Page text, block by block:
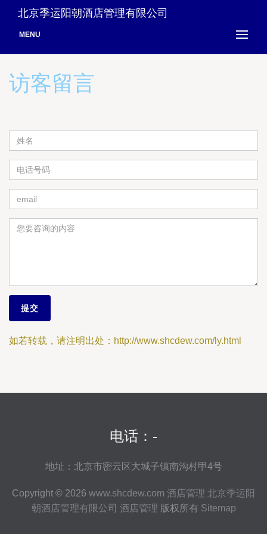
北京季运阳朝酒店管理有限公司
MENU
访客留言
如若转载，请注明出处：http://www.shcdew.com/ly.html
电话：-
地址：北京市密云区大城子镇南沟村甲4号
Copyright © 2026 www.shcdew.com 酒店管理 北京季运阳
朝酒店管理有限公司 酒店管理 版权所有 Sitemap